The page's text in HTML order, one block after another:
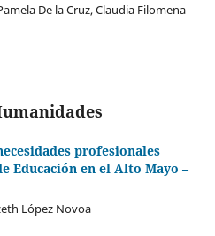
De la Cruz, Claudia Filomena
profesionales
Educación en el Alto Mayo –
López Novoa